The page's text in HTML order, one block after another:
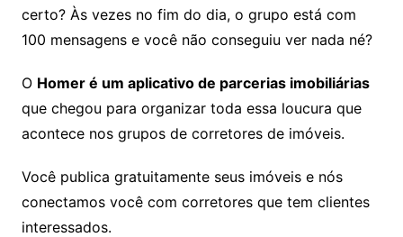
certo? Às vezes no fim do dia, o grupo está com
100 mensagens e você não conseguiu ver nada né?
O Homer é um aplicativo de parcerias imobiliárias
que chegou para organizar toda essa loucura que
acontece nos grupos de corretores de imóveis.
Você publica gratuitamente seus imóveis e nós
conectamos você com corretores que tem clientes
interessados.